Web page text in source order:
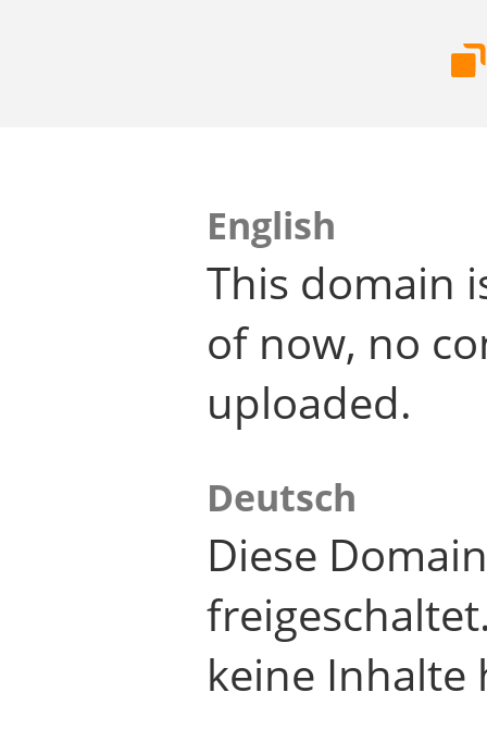
English
This domain
of now, no
uploaded.
Deutsch
Diese
keine Inhalte